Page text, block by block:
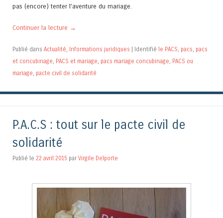
pas (encore) tenter l’aventure du mariage.
Continuer la lecture →
Publié dans Actualité, Informations juridiques Identifié le PACS, pacs, pacs
et concubinage, PACS et mariage, pacs mariage concubinage, PACS ou
mariage, pacte civil de solidarité
P.A.C.S : tout sur le pacte civil de
solidarité
Publié le 22 avril 2015 par Virgile Delporte